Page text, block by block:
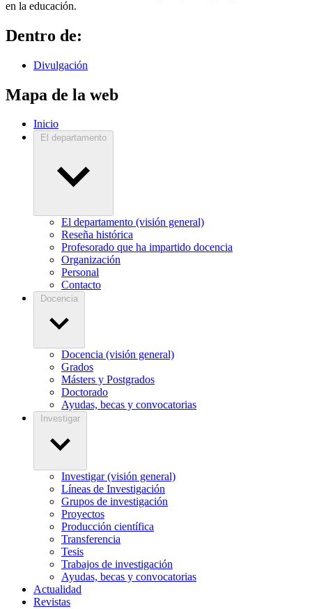
en la educación.
Dentro de:
Divulgación
Mapa de la web
Inicio
El departamento
El departamento (visión general)
Reseña histórica
Profesorado que ha impartido docencia
Organización
Personal
Contacto
Docencia
Docencia (visión general)
Grados
Másters y Postgrados
Doctorado
Ayudas, becas y convocatorias
Investigar
Investigar (visión general)
Líneas de Investigación
Grupos de investigación
Proyectos
Producción científica
Transferencia
Tesis
Trabajos de investigación
Ayudas, becas y convocatorias
Actualidad
Revistas